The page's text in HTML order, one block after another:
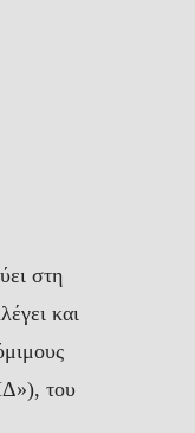
στη
και
του